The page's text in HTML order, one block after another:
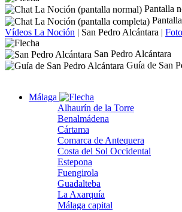
Pantalla
Vídeos La Noción | San Pedro Alcántara |
San Pedro Alcántara
Guía de San
Málaga
Alhaurín de la Torre
Benalmádena
Cártama
Comarca de Antequera
Costa del Sol Occidental
Estepona
Fuengirola
Guadalteba
La Axarquía
Málaga capital